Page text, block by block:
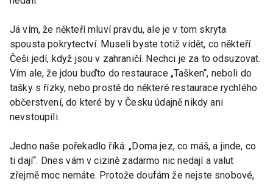
Já vím, že někteří mluví pravdu, ale je v tom skryta
spousta pokrytectví. Museli byste totiž vidět, co někteří
Češi jedí, když jsou v zahraničí. Nechci je za to odsuzovat.
Vím ale, že jdou buďto do restaurace „Tašken“, neboli do
tašky s řízky, nebo prostě do některé restaurace rychlého
občerstvení, do které by v Česku údajně nikdy ani
nevstoupili.
Jedno naše pořekadlo říká: „Doma jez, co máš, a jinde, co
ti dají“. Dnes vám v cizině zadarmo nic nedají a valut
zřejmě moc nemáte. Protože doufám že nejste snobové,